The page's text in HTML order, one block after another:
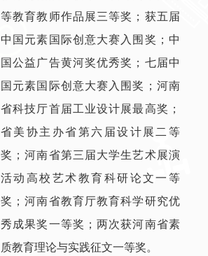
等教育教师作品展三等奖；获五届
中国元素国际创意大赛入围奖；中
国公益广告黄河奖优秀奖；七届中
国元素国际创意大赛入围奖；河南
省科技厅首届工业设计展最高奖；
省美协主办省第六届设计展二等
奖；河南省第三届大学生艺术展演
活动高校艺术教育科研论文一等
奖；河南省教育厅教育科学研究优
秀成果奖一等奖；两次获河南省素
质教育理论与实践征文一等奖。